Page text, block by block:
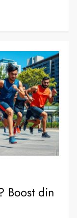
Boost din